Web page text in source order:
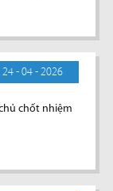
24 - 04 - 2026
chốt nhiệm